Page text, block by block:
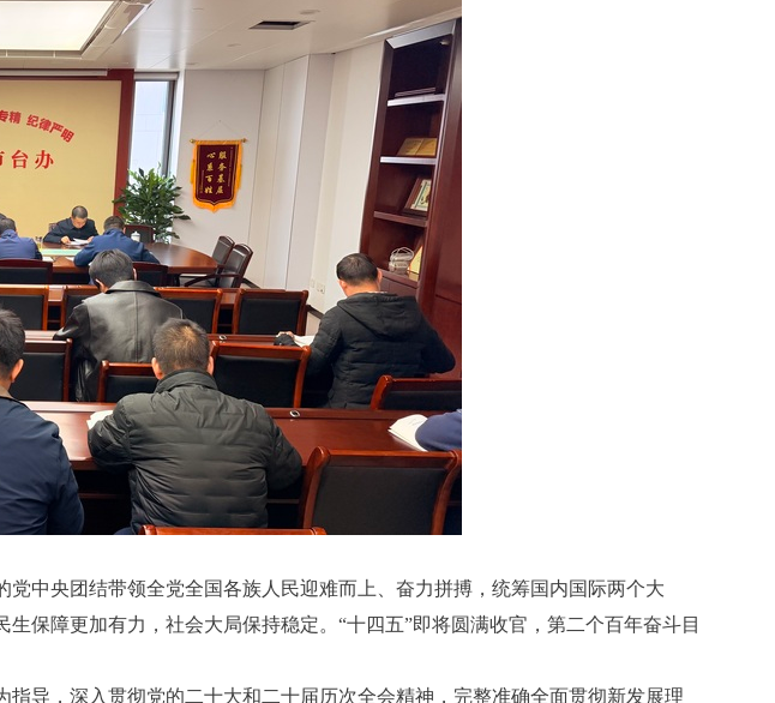
中央团结带领全党全国各族人民迎难而上、奋力拼搏，统筹国内国际两个大
保障更加有力，社会大局保持稳定。“十四五”即将圆满收官，第二个百年奋斗目
导，深入贯彻党的二十大和二十届历次全会精神，完整准确全面贯彻新发展理